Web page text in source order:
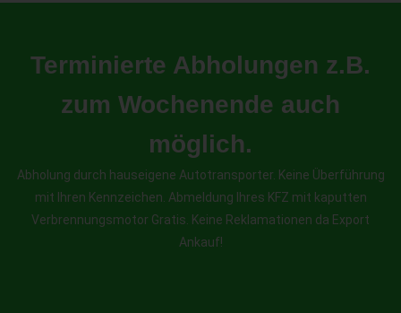
Terminierte Abholungen z.B.
zum Wochenende auch
möglich.
Abholung durch hauseigene Autotransporter. Keine Überführung
mit Ihren Kennzeichen. Abmeldung Ihres KFZ mit kaputten
Verbrennungsmotor Gratis. Keine Reklamationen da Export
Ankauf!